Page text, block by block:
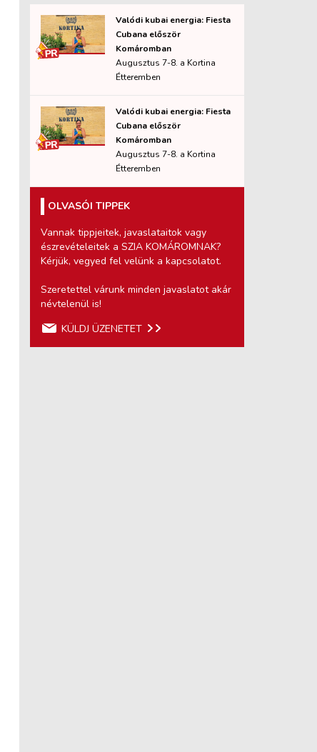
Valódi kubai energia: Fiesta
Cubana először
Komáromban
Augusztus 7-8. a Kortina
Étteremben
Valódi kubai energia: Fiesta
Cubana először
Komáromban
Augusztus 7-8. a Kortina
Étteremben
OLVASÓI TIPPEK
Vannak tippjeitek, javaslataitok vagy
észrevételeitek a SZIA KOMÁROMNAK?
Kérjük, vegyed fel velünk a kapcsolatot.
Szeretettel várunk minden javaslatot akár
névtelenül is!
KÜLDJ ÜZENETET